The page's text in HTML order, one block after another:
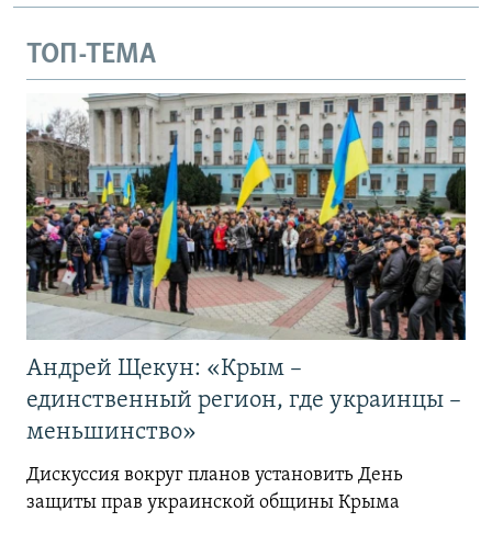
ТОП-ТЕМА
Андрей Щекун: «Крым –
единственный регион, где украинцы –
меньшинство»
Дискуссия вокруг планов установить День
защиты прав украинской общины Крыма